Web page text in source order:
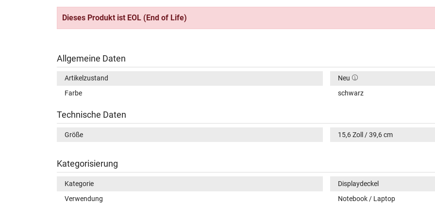
Dieses Produkt ist EOL (End of Life)
Allgemeine Daten
Artikelzustand
Neu
Farbe
schwarz
Technische Daten
Größe 15,6 Zoll / 39,6 cm
Kategorisierung
Kategorie
Displaydeckel
Verwendung
Notebook / Laptop